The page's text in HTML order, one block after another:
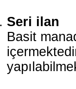
Seri ilan
Basit